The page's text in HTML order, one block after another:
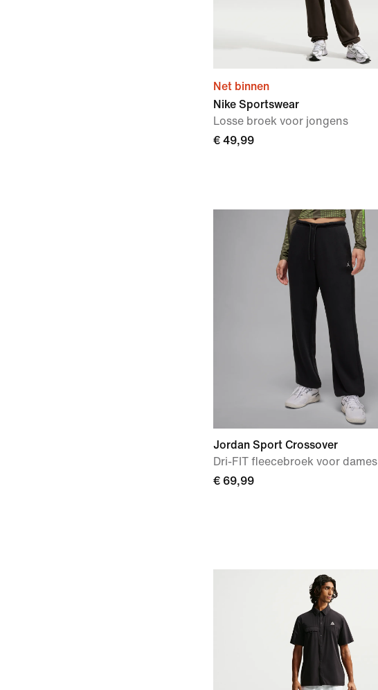
Net binnen
Nike Sportswear
Losse broek voor jongens
€ 49,99
Jordan Sport Crossover
Dri-FIT fleecebroek voor dames
€ 69,99